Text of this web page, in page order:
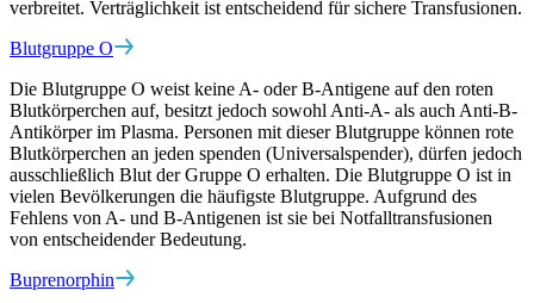
verbreitet. Verträglichkeit ist entscheidend für sichere Transfusionen.
Blutgruppe O
Die Blutgruppe O weist keine A- oder B-Antigene auf den roten
Blutkörperchen auf, besitzt jedoch sowohl Anti-A- als auch Anti-B-
Antikörper im Plasma. Personen mit dieser Blutgruppe können rote
Blutkörperchen an jeden spenden (Universalspender), dürfen jedoch
ausschließlich Blut der Gruppe O erhalten. Die Blutgruppe O ist in
vielen Bevölkerungen die häufigste Blutgruppe. Aufgrund des
Fehlens von A- und B-Antigenen ist sie bei Notfalltransfusionen
von entscheidender Bedeutung.
Buprenorphin